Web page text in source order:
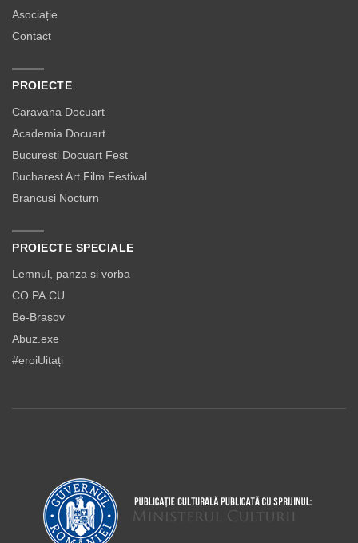
Asociație
Contact
PROIECTE
Caravana Docuart
Academia Docuart
Bucuresti Docuart Fest
Bucharest Art Film Festival
Brancusi Nocturn
PROIECTE SPECIALE
Lemnul, panza si vorba
CO.PA.CU
Be-Brașov
Abuz.exe
#eroiUitați